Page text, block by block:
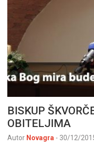
BISKUP
OBITELJIMA
Autor Novagra - 30/12/